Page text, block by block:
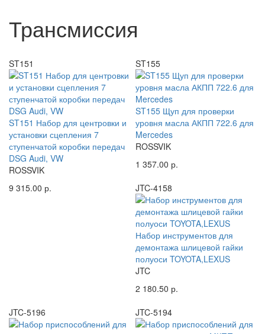
Трансмиссия
ST151
ST151 Набор для центровки и
установки сцепления 7
ступенчатой коробки передач
DSG Audi, VW
ROSSVIK
9 315.00 р.
ST155
ST155 Щуп для проверки
уровня масла АКПП 722.6 для
Mercedes
ROSSVIK
1 357.00 р.
JTC-4158
Набор инструментов для
демонтажа шлицевой гайки
полуоси TOYOTA,LEXUS
JTC
2 180.50 р.
JTC-5196
JTC-5194